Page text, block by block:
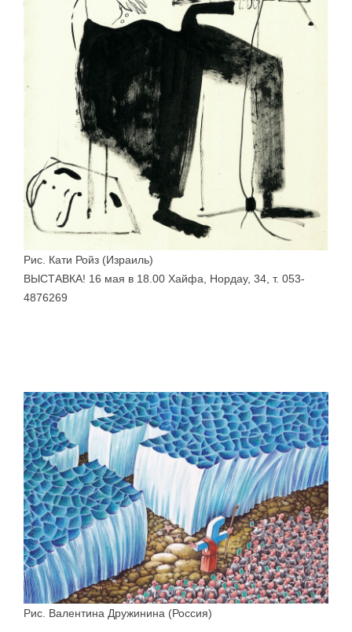
Рис. Кати Ройз (Израиль)
ВЫСТАВКА! 16 мая в 18.00 Хайфа, Нордау, 34, т. 053-
4876269
Рис. Валентина Дружинина (Россия)